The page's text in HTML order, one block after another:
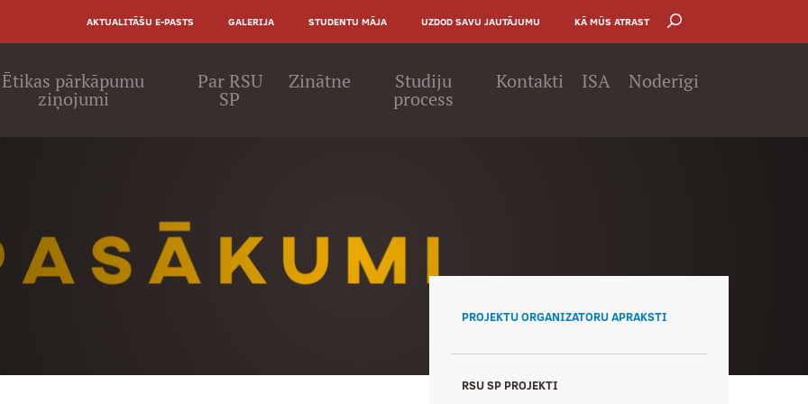
AUGŠĒJĀ
IZVĒLNE
AKTUALITĀŠU E-PASTS GALERIJA STUDENTU MĀJA UZDOD SAVU JAUTĀJUMU KĀ MŪS ATRAST
Ētikas pārkāpumu
ziņojumi
Par RSU
SP
Zinātne Studiju
process
Kontakti ISA Noderīgi
PROJEKTU ORGANIZATORU APRAKSTI
RSU SP PROJEKTI